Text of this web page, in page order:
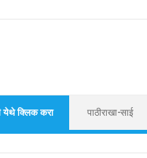
येथे क्लिक करा पाठीराखा-साई